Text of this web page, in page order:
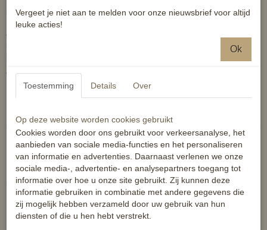
het setje nummers.
Aan achterzijde is een leertje met drukker bevestigd om het aan je
hoofdstel te kunnen bevestigen, tevens is er een veilihgeidsspeld
Verkocht per stuk
Reacties
Ook interessant
Vergeet je niet aan te melden voor onze nieuwsbrief voor altijd
leuke acties!
Ok
Toestemming Details Over
Op deze website worden cookies gebruikt
Cookies worden door ons gebruikt voor verkeersanalyse, het
aanbieden van sociale media-functies en het personaliseren
van informatie en advertenties. Daarnaast verlenen we onze
sociale media-, advertentie- en analysepartners toegang tot
informatie over hoe u onze site gebruikt. Zij kunnen deze
informatie gebruiken in combinatie met andere gegevens die
zij mogelijk hebben verzameld door uw gebruik van hun
diensten of die u hen hebt verstrekt.